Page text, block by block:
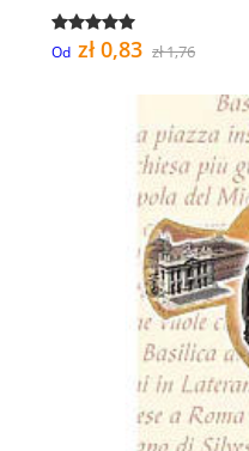
Od zł 0,83 zł 1,76